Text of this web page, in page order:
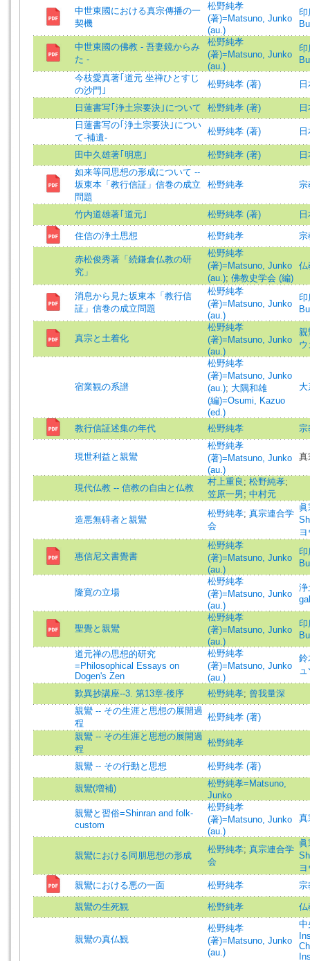
中世東國における真宗傳播の一
契機
松野純孝
(著)=Matsuno, Junko
(au.)
印
中世東國の佛教 - 吾妻鏡からみ
た -
松野純孝
(著)=Matsuno, Junko
(au.)
今枝愛真著｢道元 坐禅ひとすじ
の沙門｣
松野純孝 (著)
日蓮書写｢浄土宗要決｣について 松野純孝 (著)
日蓮書写の｢浄土宗要決｣につい
て-補遺-
松野純孝 (著)
田中久雄著｢明恵｣ 松野純孝 (著)
如来等同思想の形成について --
坂東本「教行信証」信巻の成立
問題
松野純孝 宗
竹内道雄著｢道元｣ 松野純孝 (著)
住信の浄土思想 松野純孝 宗
赤松俊秀著「続鎌倉仏教の研
究」
松野純孝
(著)=Matsuno, Junko
(au.); 佛教史学会 (編)
仏
消息から見た坂東本「教行信
証」信巻の成立問題
松野純孝
(著)=Matsuno, Junko
(au.)
印
真宗と土着化
松野純孝
(著)=Matsuno, Junko
(au.)
親
ウ
宿業観の系譜
松野純孝
(著)=Matsuno, Junko
(au.); 大隅和雄
(編)=Osumi, Kazuo
(ed.)
教行信証述集の年代 松野純孝 宗
現世利益と親鸞
松野純孝
(著)=Matsuno, Junko
(au.)
真
現代仏教 -- 信教の自由と仏教
村上重良 ; 松野純孝;
笠原一男 ; 中村元
造悪無碍者と親鸞
松野純孝; 真宗連合学
会
惠信尼文書覺書
松野純孝
(著)=Matsuno, Junko
(au.)
隆寛の立場
松野純孝
(著)=Matsuno, Junko
(au.)
浄
聖覺と親鸞
松野純孝
(著)=Matsuno, Junko
(au.)
道元禅の思想的研究
=Philosophical Essays on
Dogen's Zen
松野純孝
(著)=Matsuno, Junko
(au.)
鈴
歎異抄講座--3. 第13章-後序 松野純孝; 曾我量深
親鸞 -- その生涯と思想の展開過
程
松野純孝 (著)
親鸞 -- その生涯と思想の展開過
程
松野純孝
親鸞 -- その行動と思想 松野純孝 (著)
親鸞(増補)
松野純孝=Matsuno,
Junko
親鸞と習俗=Shinran and folk-
custom
松野純孝
(著)=Matsuno, Junko
(au.)
真
親鸞における同朋思想の形成
松野純孝; 真宗連合学
会
親鸞における悪の一面
松野純孝 宗
親鸞の生死観 松野純孝 仏
親鸞の真仏観
松野純孝
(著)=Matsuno, Junko
(au.)
中